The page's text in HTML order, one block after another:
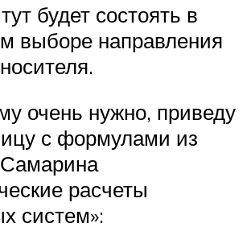
будет состоять в
выборе направления
очень нужно, приведу
с формулами из
расчеты
систем»: